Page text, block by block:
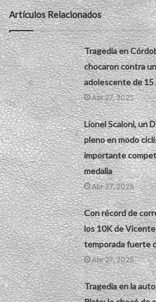
Artículos Relacionados
Tragedia en
chocaron contra
adolescente de 15
Abr 27, 2025
Lionel Scaloni, un
pleno en modo
importante
medalla
Abr 27, 2025
Con récord de
los 10K de
temporada fuerte
Abr 27, 2025
Tragedia en la